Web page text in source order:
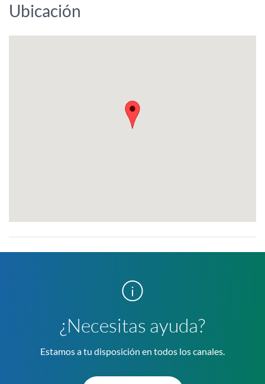
Ubicación
¿Necesitas ayuda?
Estamos a tu disposición en todos los canales.